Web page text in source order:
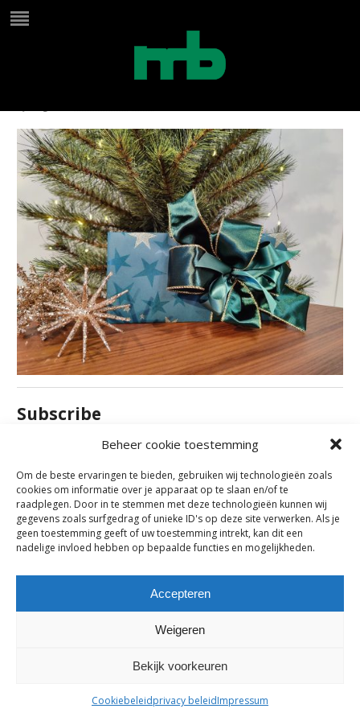
Beheer cookie toestemming
Om de beste ervaringen te bieden, gebruiken wij technologieën zoals
cookies om informatie over je apparaat op te slaan en/of te
raadplegen. Door in te stemmen met deze technologieën kunnen wij
gegevens zoals surfgedrag of unieke ID's op deze site verwerken. Als je
geen toestemming geeft of uw toestemming intrekt, kan dit een
nadelige invloed hebben op bepaalde functies en mogelijkheden.
Accepteren
Weigeren
Bekijk voorkeuren
Cookiebeleidprivacy beleidImpressum
website kadobon
Subscribe
Subscribe to our e-mail newsletter to receive updates.
Previous Post
Comments are closed.
maes-boons nv | interieur - meubelen - maatwerk | bazelstraat 61
- 9150 Kruibeke |tel. +32 03 774 10 60